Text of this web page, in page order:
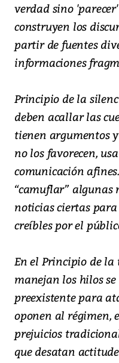
verdad sino
construyen los
partir de fuentes
informaciones
Principio de la
deben acallar las
tienen argumentos
no los favorecen,
comunicación
“camuflar” algunas
noticias ciertas
creíbles por el
En el Principio de
manejan los hilos
preexistente para
oponen al régimen,
prejuicios
que desatan